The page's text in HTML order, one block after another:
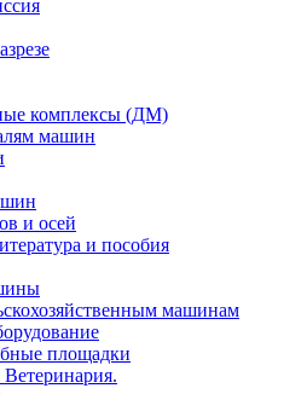
комплексы (ДМ)
машин
и осей
и пособия
машинам
площадки